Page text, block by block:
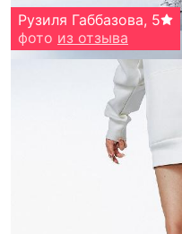
Рузиля Габбазова, 5
фото из отзыва